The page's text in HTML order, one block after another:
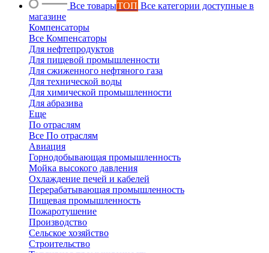
Все товарыТОП Все категории доступные в
магазине
Компенсаторы
Все Компенсаторы
Для нефтепродуктов
Для пищевой промышленности
Для сжиженного нефтяного газа
Для технической воды
Для химической промышленности
Для абразива
Еще
По отраслям
Все По отраслям
Авиация
Горнодобывающая промышленность
Мойка высокого давления
Охлаждение печей и кабелей
Перерабатывающая промышленность
Пищевая промышленность
Пожаротушение
Производство
Сельское хозяйство
Строительство